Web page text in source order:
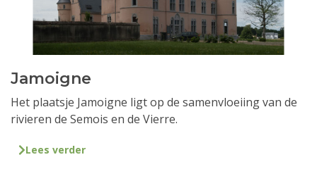
Jamoigne
Het plaatsje Jamoigne ligt op de samenvloeiing van de
rivieren de Semois en de Vierre.
Lees verder